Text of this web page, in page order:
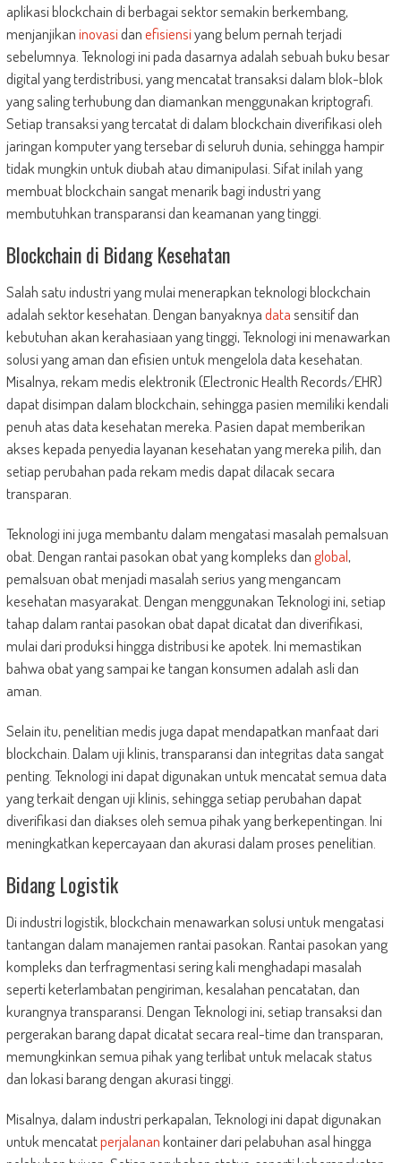
aplikasi blockchain di berbagai sektor semakin berkembang,
menjanjikaninovasidanefisiensiyang belum pernah terjadi
sebelumnya. Teknologi ini pada dasarnya adalah sebuah buku besar
digital yang terdistribusi, yang mencatat transaksi dalam blok-blok
yang saling terhubung dan diamankan menggunakan kriptografi.
Setiap transaksi yang tercatat di dalam blockchain diverifikasi oleh
jaringan komputer yang tersebar di seluruh dunia, sehingga hampir
tidak mungkin untuk diubah atau dimanipulasi. Sifat inilah yang
membuat blockchain sangat menarik bagi industri yang
membutuhkan transparansi dan keamanan yang tinggi.
Blockchain di Bidang Kesehatan
Salah satu industri yang mulai menerapkan teknologi blockchain
adalah sektor kesehatan. Dengan banyaknyadatasensitif dan
kebutuhan akan kerahasiaan yang tinggi, Teknologi ini menawarkan
solusi yang aman dan efisien untuk mengelola data kesehatan.
Misalnya, rekam medis elektronik (Electronic Health Records/EHR)
dapat disimpan dalam blockchain, sehingga pasien memiliki kendali
penuh atas data kesehatan mereka. Pasien dapat memberikan
akses kepada penyedia layanan kesehatan yang mereka pilih, dan
setiap perubahan pada rekam medis dapat dilacak secara
transparan.
Teknologi ini juga membantu dalam mengatasi masalah pemalsuan
obat. Dengan rantai pasokan obat yang kompleks danglobal,
pemalsuan obat menjadi masalah serius yang mengancam
kesehatan masyarakat. Dengan menggunakan Teknologi ini, setiap
tahap dalam rantai pasokan obat dapat dicatat dan diverifikasi,
mulai dari produksi hingga distribusi ke apotek. Ini memastikan
bahwa obat yang sampai ke tangan konsumen adalah asli dan
aman.
Selain itu, penelitian medis juga dapat mendapatkan manfaat dari
blockchain. Dalam uji klinis, transparansi dan integritas data sangat
penting. Teknologi ini dapat digunakan untuk mencatat semua data
yang terkait dengan uji klinis, sehingga setiap perubahan dapat
diverifikasi dan diakses oleh semua pihak yang berkepentingan. Ini
meningkatkan kepercayaan dan akurasi dalam proses penelitian.
Bidang Logistik
Di industri logistik, blockchain menawarkan solusi untuk mengatasi
tantangan dalam manajemen rantai pasokan. Rantai pasokan yang
kompleks dan terfragmentasi sering kali menghadapi masalah
seperti keterlambatan pengiriman, kesalahan pencatatan, dan
kurangnya transparansi. Dengan Teknologi ini, setiap transaksi dan
pergerakan barang dapat dicatat secara real-time dan transparan,
memungkinkan semua pihak yang terlibat untuk melacak status
dan lokasi barang dengan akurasi tinggi.
Misalnya, dalam industri perkapalan, Teknologi ini dapat digunakan
untuk mencatatperjalanankontainer dari pelabuhan asal hingga